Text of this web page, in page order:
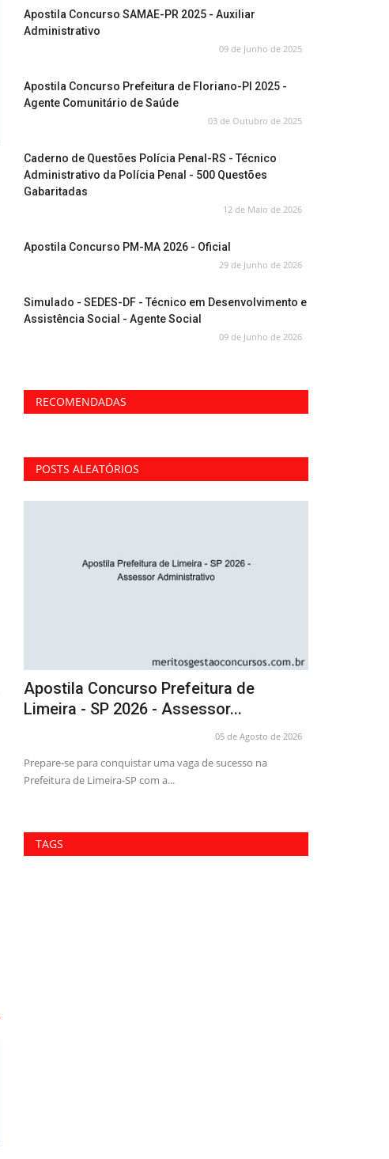
Apostila Concurso SAMAE-PR 2025 - Auxiliar
Administrativo
09 de Junho de 2025
Apostila Concurso Prefeitura de Floriano-PI 2025 -
Agente Comunitário de Saúde
03 de Outubro de 2025
Caderno de Questões Polícia Penal-RS - Técnico
Administrativo da Polícia Penal - 500 Questões
Gabaritadas
12 de Maio de 2026
Apostila Concurso PM-MA 2026 - Oficial
29 de Junho de 2026
Simulado - SEDES-DF - Técnico em Desenvolvimento e
Assistência Social - Agente Social
09 de Junho de 2026
RECOMENDADAS
POSTS ALEATÓRIOS
Apostila Concurso Prefeitura de
Limeira - SP 2026 - Assessor...
05 de Agosto de 2026
Prepare-se para conquistar uma vaga de sucesso na
Prefeitura de Limeira-SP com a...
TAGS